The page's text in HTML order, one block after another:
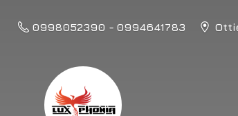
0998052390 - 0994641783